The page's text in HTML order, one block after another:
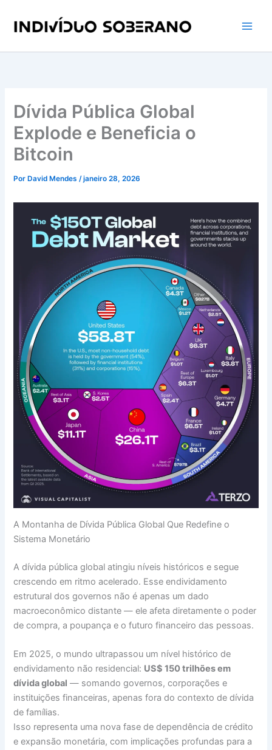
para
conteúdo
Dívida Pública Global
Explode e Beneficia o
Bitcoin
Por David Mendes/janeiro 28, 2026
A Montanha de Dívida Pública Global Que Redefine o
Sistema Monetário
A dívida pública global atingiu níveis históricos e segue
crescendo em ritmo acelerado. Esse endividamento
estrutural dos governos não é apenas um dado
macroeconômico distante — ele afeta diretamente o poder
de compra, a poupança e o futuro financeiro das pessoas.
Em 2025, o mundo ultrapassou um nível histórico de
endividamento não residencial: US$ 150 trilhões em
dívida global — somando governos, corporações e
instituições financeiras, apenas fora do contexto de dívida
de famílias.
Isso representa uma nova fase de dependência de crédito
e expansão monetária, com implicações profundas para a